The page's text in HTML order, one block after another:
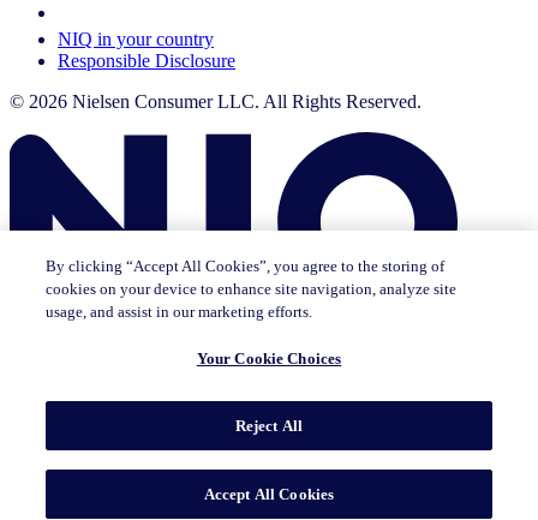
NIQ in your country
Responsible Disclosure
© 2026 Nielsen Consumer LLC. All Rights Reserved.
pagina in cui ti trovi attualmente o andare alla homepage in lingua
Vai alla pagina inizialeGo to English Page
By clicking “Accept All Cookies”, you agree to the storing of
cookies on your device to enhance site navigation, analyze site
usage, and assist in our marketing efforts.
Your Cookie Choices
Reject All
Accept All Cookies